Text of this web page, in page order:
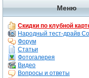
Меню
Скидки по клубной
Народный тест-драйв
Форум
Статьи
Фотогалерея
Видео
Вопросы и ответы